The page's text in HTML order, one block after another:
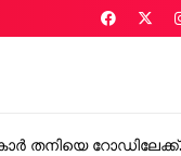
തനിയെ റോഡിലേക്ക്